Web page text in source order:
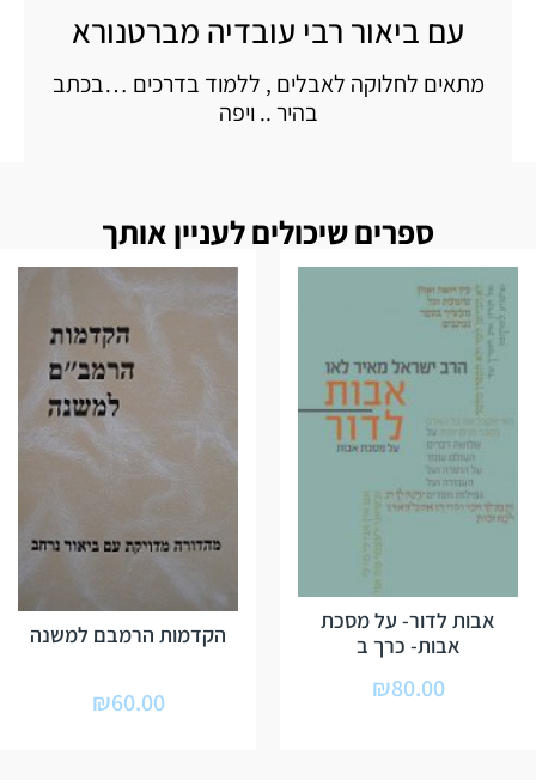
עם ביאור רבי עובדיה מברטנורא
מתאים לחלוקה לאבלים , ללמוד בדרכים …בכתב
בהיר .. ויפה
ספרים שיכולים לעניין אותך
אבות לדור- על מסכת
אבות- כרך ב
₪80.00
הקדמות הרמבם למשנה
₪60.00